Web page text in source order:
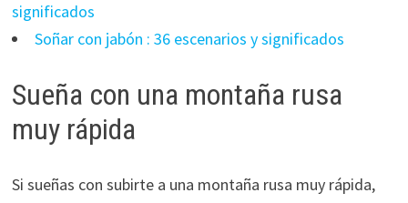
significados
Soñar con jabón : 36 escenarios y significados
Sueña con una montaña rusa
muy rápida
Si sueñas con subirte a una montaña rusa muy rápida,